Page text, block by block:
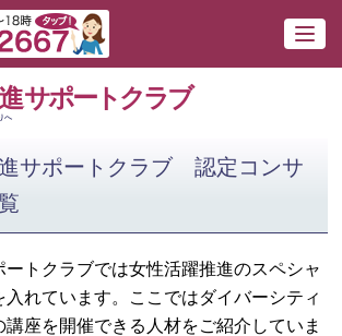
サポートクラブ
へ
サポートクラブ 認定コンサ
ートクラブでは女性活躍推進のスペシャ
入れています。ここではダイバーシティ
座を開催できる人材をご紹介していま